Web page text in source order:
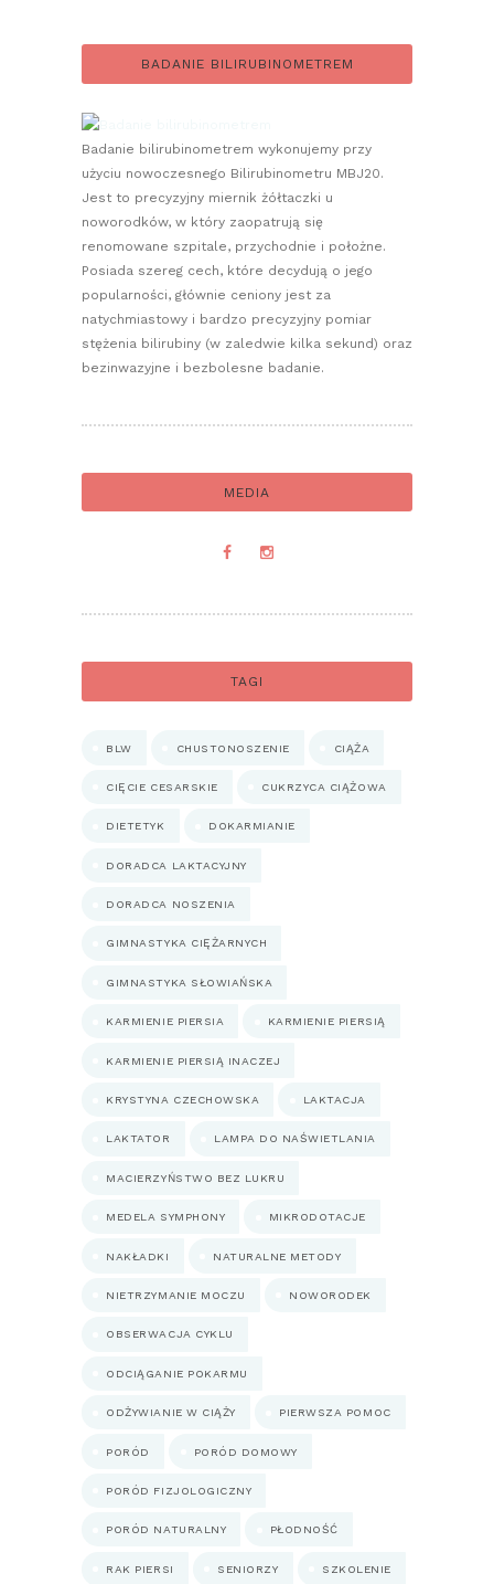
BADANIE BILIRUBINOMETREM
Badanie bilirubinometrem wykonujemy przy
użyciu nowoczesnego Bilirubinometru MBJ20.
Jest to precyzyjny miernik żółtaczki u
noworodków, w który zaopatrują się
renomowane szpitale, przychodnie i położne.
Posiada szereg cech, które decydują o jego
popularności, głównie ceniony jest za
natychmiastowy i bardzo precyzyjny pomiar
stężenia bilirubiny (w zaledwie kilka sekund) oraz
bezinwazyjne i bezbolesne badanie.
MEDIA
TAGI
BLW CHUSTONOSZENIE CIĄŻA
CIĘCIE CESARSKIE CUKRZYCA CIĄŻOWA
DIETETYK DOKARMIANIE
DORADCA LAKTACYJNY
DORADCA NOSZENIA
GIMNASTYKA CIĘŻARNYCH
GIMNASTYKA SŁOWIAŃSKA
KARMIENIE PIERSIA KARMIENIE PIERSIĄ
KARMIENIE PIERSIĄ INACZEJ
KRYSTYNA CZECHOWSKA LAKTACJA
LAKTATOR LAMPA DO NAŚWIETLANIA
MACIERZYŃSTWO BEZ LUKRU
MEDELA SYMPHONY MIKRODOTACJE
NAKŁADKI NATURALNE METODY
NIETRZYMANIE MOCZU NOWORODEK
OBSERWACJA CYKLU
ODCIĄGANIE POKARMU
ODŻYWIANIE W CIĄŻY PIERWSZA POMOC
PORÓD PORÓD DOMOWY
PORÓD FIZJOLOGICZNY
PORÓD NATURALNY PŁODNOŚĆ
RAK PIERSI SENIORZY SZKOLENIE